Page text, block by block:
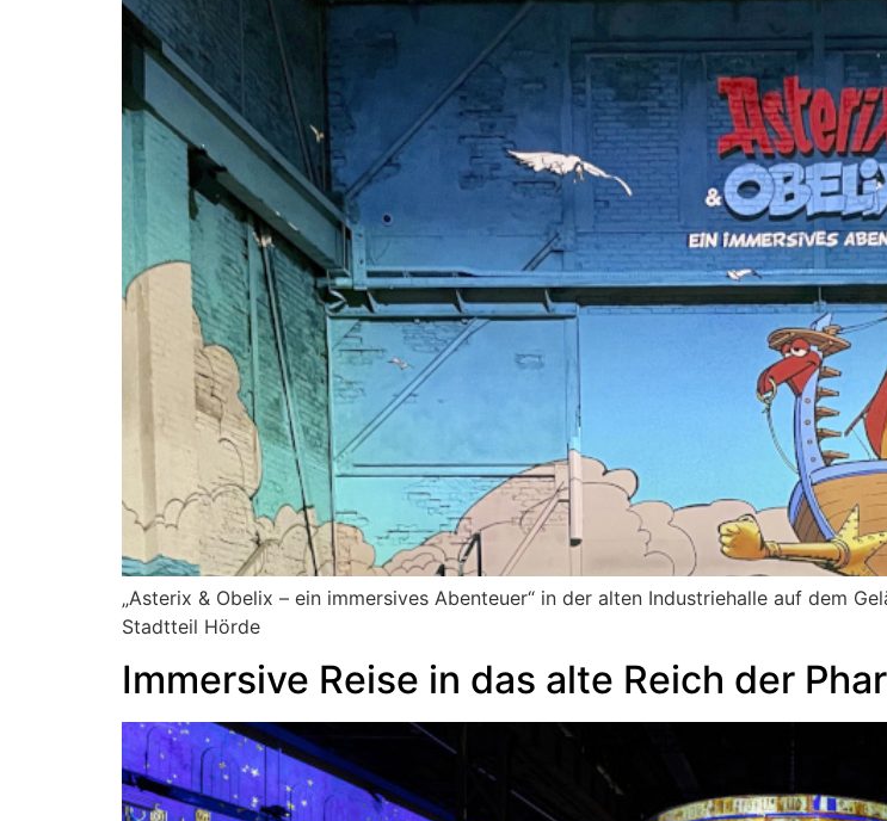
„Asterix & Obelix – ein immersives Abenteuer“ in der alten Industriehalle auf dem
Stadtteil Hörde
Immersive Reise in das alte Reich der